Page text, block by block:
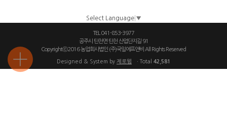
Select Language ▼
TEL 041-853-3977
공주시 탄천면 탄천 산업단지길 91
Copyrightⓒ2016 농업회사법인 (주)국일에프앤비 All Rights Reserved
Designed & System by 제로웹 ㆍTotal 42,581